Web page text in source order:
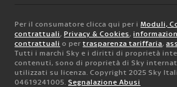
Per il consumatore clicca qui per i Moduli,
contrattuali, Privacy & Cookies,
contrattuali o per trasparenza tariffaria,
Tutti i marchi Sky e i diritti di proprietà
contenuti, sono di proprietà di Sky
utilizzati su licenza. Copyright 2025 Sky
04619241005. Segnalazione Abusi